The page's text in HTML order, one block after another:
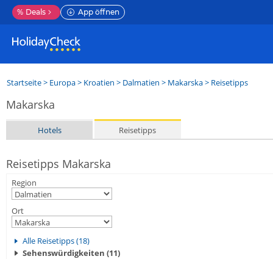
% Deals App öffnen
Startseite> Europa> Kroatien > Dalmatien > Makarska> Reisetipps
Makarska
Hotels Reisetipps
Reisetipps Makarska
Region
Ort
Alle Reisetipps (18)
Sehenswürdigkeiten (11)